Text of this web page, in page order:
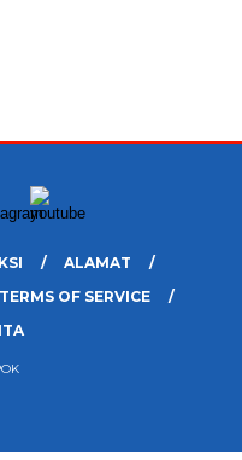
ALAMAT
TERMS OF SERVICE